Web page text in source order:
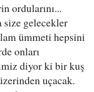
ordularını...
size gelecekler
ümmeti hepsini
onları
diyor ki bir kuş
uçacak.